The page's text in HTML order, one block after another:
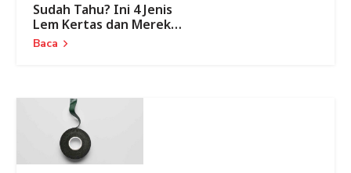
Sudah Tahu? Ini 4 Jenis
Lem Kertas dan Merek
Terbaiknya
Baca